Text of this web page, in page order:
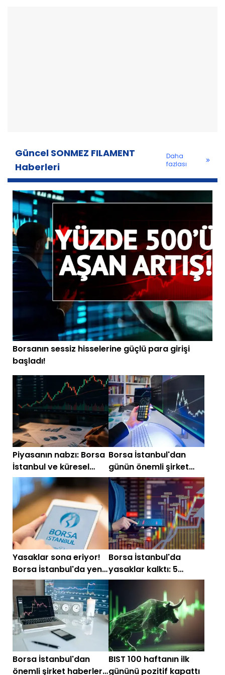
Güncel SONMEZ FILAMENT
Haberleri
Daha
fazlası
Borsanın sessiz hisselerine güçlü para girişi
başladı!
Piyasanın nabzı: Borsa
İstanbul ve küresel
piyasalarda gün
başlarken (15 Mayıs)
Borsa İstanbul'dan
günün önemli şirket
haberleri (5 Ocak
2026)
Yasaklar sona eriyor!
Borsa İstanbul'da yeni
haftada 10 hissenin
tedbirleri kalkıyor
Borsa İstanbul'da
yasaklar kalktı: 5
hissede tedbirler sona
eriyor
Borsa İstanbul'dan
önemli şirket haberleri
BIST 100 haftanın ilk
gününü pozitif kapattı